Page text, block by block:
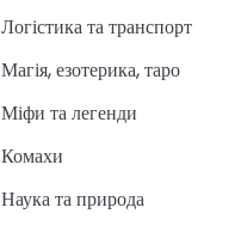
Логістика та транспорт
Магія, езотерика, таро
Міфи та легенди
Комахи
Наука та природа